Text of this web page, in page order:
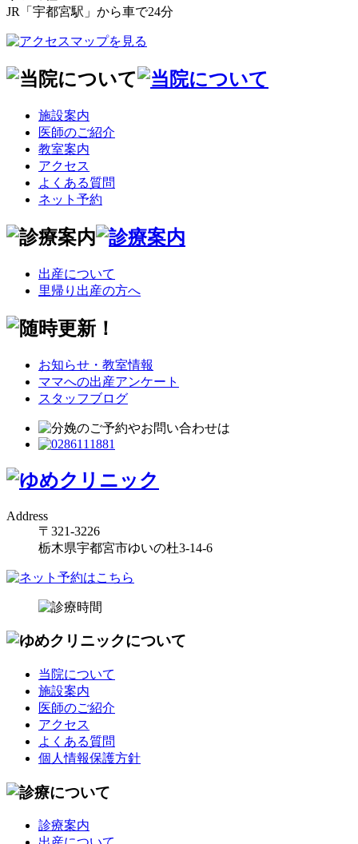
JR「宇都宮駅」から車で24分
施設案内
医師のご紹介
教室案内
アクセス
よくある質問
ネット予約
出産について
里帰り出産の方へ
お知らせ・教室情報
ママへの出産アンケート
スタッフブログ
Address
〒321-3226
栃木県宇都宮市ゆいの杜3-14-6
当院について
施設案内
医師のご紹介
アクセス
よくある質問
個人情報保護方針
診療案内